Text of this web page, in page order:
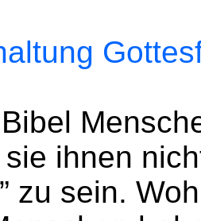
ihnen
zu sein.